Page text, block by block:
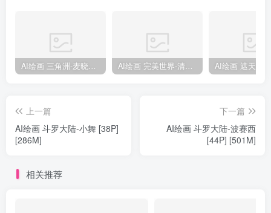
AI绘画 三角洲-麦晓雯 [15P] [57M] AI绘画 完美世界-清漪 [86P] [1173M]
上一篇
AI绘画 斗罗大陆-小舞 [38P]
[286M]
下一篇
AI绘画 斗罗大陆-波赛西
[44P] [501M]
相关推荐